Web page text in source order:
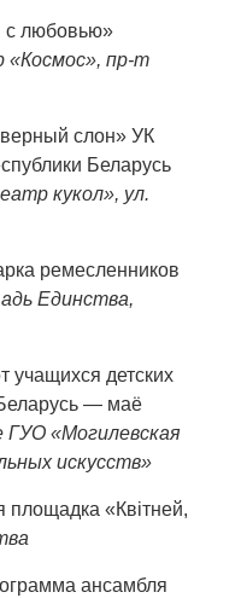
с любовью»
«Космос», пр-т
слон» УК
Беларусь
кукол», ул.
ремесленников
Единства,
учащихся детских
— маё
ГУО «Могилевская
искусств»
площадка «Квітней,
ансамбля